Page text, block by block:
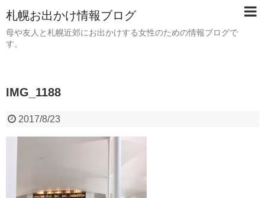
札幌お出かけ情報ブログ
母や友人と札幌近郊にお出かけする女性のための情報ブログで
す。
IMG_1188
2017/8/23